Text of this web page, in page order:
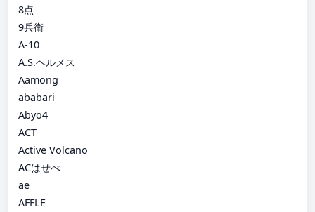
8点
9兵衛
A-10
A.S.ヘルメス
Aamong
ababari
Abyo4
ACT
Active Volcano
ACはせべ
ae
AFFLE